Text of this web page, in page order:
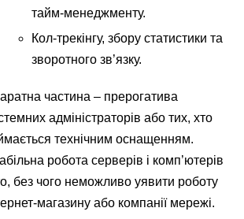
тайм-менеджменту.
Кол-трекінгу, збору статистики та
зворотного зв’язку.
частина – прерогатива
адміністраторів або тих, хто
технічним оснащенням.
робота серверів і комп’ютерів
без чого неможливо уявити роботу
магазину або компанії мережі.